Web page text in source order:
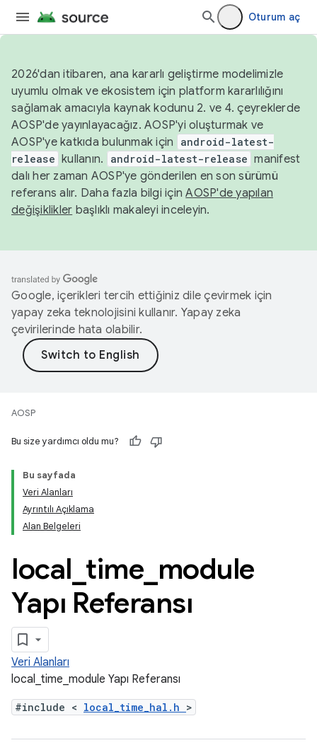
Oturum aç
2026'dan itibaren, ana kararlı geliştirme modelimizle
uyumlu olmak ve ekosistem için platform kararlılığını
sağlamak amacıyla kaynak kodunu 2. ve 4. çeyreklerde
AOSP'de yayınlayacağız. AOSP'yi oluşturmak ve
AOSP'ye katkıda bulunmak için
android-latest-
release kullanın. android-latest-release manifest
dalı her zaman AOSP'ye gönderilen en son sürümü
referans alır. Daha fazla bilgi içinAOSP'de yapılan
değişiklikler başlıklı makaleyi inceleyin.
Google, içerikleri tercih ettiğiniz dile çevirmek için
yapay zeka teknolojisini kullanır. Yapay zeka
çevirilerinde hata olabilir.
AOSP
Bu size yardımcı oldu mu?
Bu sayfada
Veri Alanları
Ayrıntılı Açıklama
Alan Belgeleri
local time module
Yapı Referansı
Veri Alanları
local_time_module Yapı Referansı
#include < local_time_hal.h >